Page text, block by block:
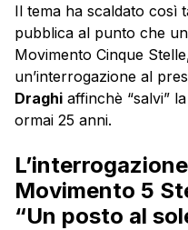
Il tema ha scaldato così
pubblica al punto che
Movimento Cinque
un’interrogazione al
Draghi affinchè “salvi”
ormai 25 anni.
Movimento 5
“Un posto al